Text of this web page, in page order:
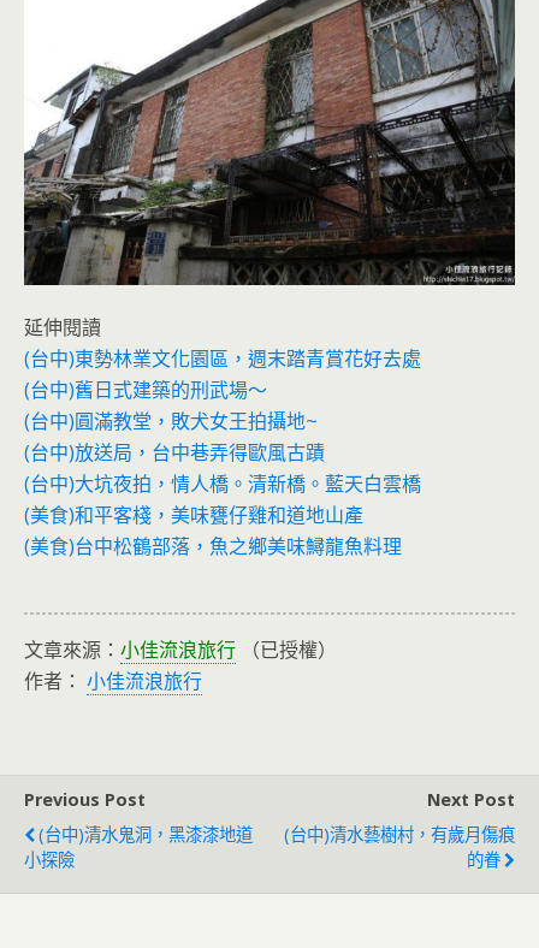
延伸閱讀
(台中)東勢林業文化園區，週末踏青賞花好去處
(台中)舊日式建築的刑武場～
(台中)圓滿教堂，敗犬女王拍攝地~
(台中)放送局，台中巷弄得歐風古蹟
(台中)大坑夜拍，情人橋。清新橋。藍天白雲橋
(美食)和平客棧，美味甕仔雞和道地山產
(美食)台中松鶴部落，魚之鄉美味鱘龍魚料理
文章來源： 小佳流浪旅行 （已授權）
作者： 小佳流浪旅行
Previous Post
(台中)清水鬼洞，黑漆漆地道
小探險
Next Post
(台中)清水藝樹村，有歲月傷痕
的眷